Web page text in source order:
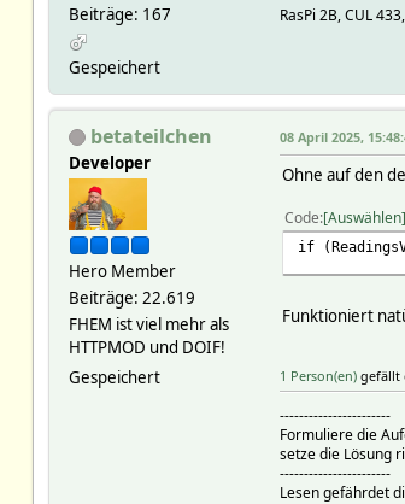
Beiträge: 167
Gespeichert
RasPi 2B, CUL
betateilchen
Developer
Hero Member
Beiträge: 22.619
FHEM ist viel mehr als
HTTPMOD und DOIF!
Gespeichert
08 April 2025,
Ohne auf den
Code Auswählen
if
Funktioniert
1 Person(en)gefällt
-----------------------
Formuliere die
setze die Lösung
-----------------------
Lesen gefährdet